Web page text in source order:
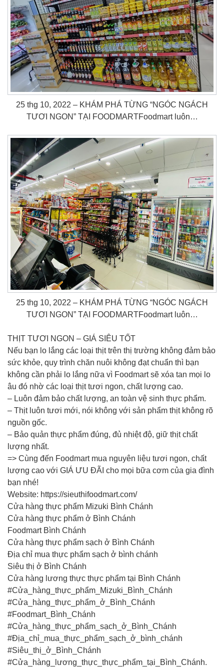
25 thg 10, 2022 – KHÁM PHÁ TỪNG “NGÓC NGÁCH
TƯƠI NGON” TẠI FOODMARTFoodmart luôn…
25 thg 10, 2022 – KHÁM PHÁ TỪNG “NGÓC NGÁCH
TƯƠI NGON” TẠI FOODMARTFoodmart luôn…
THỊT TƯƠI NGON – GIÁ SIÊU TỐT
Nếu bạn lo lắng các loại thịt trên thị trường không đảm bảo
sức khỏe, quy trình chăn nuôi không đạt chuẩn thì bạn
không cần phải lo lắng nữa vì Foodmart sẽ xóa tan mọi lo
âu đó nhờ các loại thịt tươi ngon, chất lượng cao.
– Luôn đảm bảo chất lượng, an toàn vệ sinh thực phẩm.
– Thịt luôn tươi mới, nói không với sản phẩm thịt không rõ
nguồn gốc.
– Bảo quản thực phẩm đúng, đủ nhiệt độ, giữ thịt chất
lượng nhất.
=> Cùng đến Foodmart mua nguyên liệu tươi ngon, chất
lượng cao với GIÁ ƯU ĐÃI cho mọi bữa cơm của gia đình
bạn nhé!
Website: https://sieuthifoodmart.com/
Cửa hàng thực phẩm Mizuki Bình Chánh
Cửa hàng thực phẩm ở Bình Chánh
Foodmart Bình Chánh
Cửa hàng thực phẩm sạch ở Bình Chánh
Địa chỉ mua thực phẩm sạch ở bình chánh
Siêu thị ở Bình Chánh
Cửa hàng lương thực thực phẩm tại Bình Chánh
#Cửa_hàng_thực_phẩm_Mizuki_Bình_Chánh
#Cửa_hàng_thực_phẩm_ở_Bình_Chánh
#Foodmart_Bình_Chánh
#Cửa_hàng_thực_phẩm_sạch_ở_Bình_Chánh
#Địa_chỉ_mua_thực_phẩm_sạch_ở_bình_chánh
#Siêu_thị_ở_Bình_Chánh
#Cửa_hàng_lương_thực_thực_phẩm_tại_Bình_Chánh.